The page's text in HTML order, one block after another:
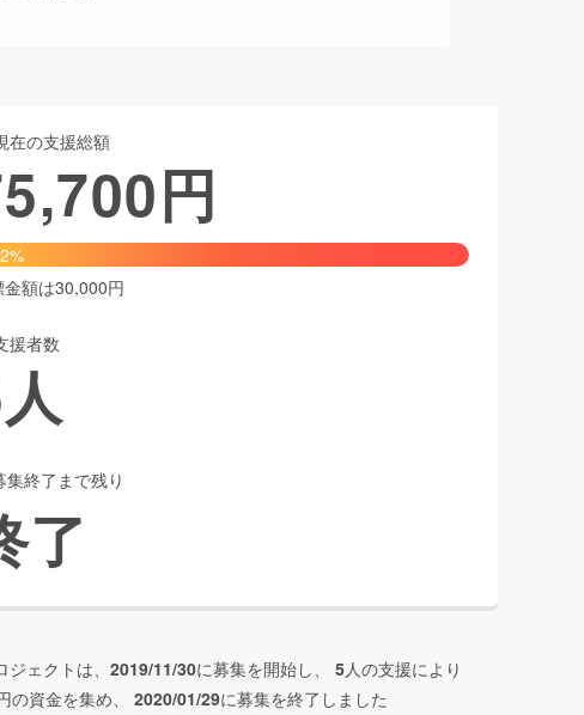
在の支援総額
円
金額は30,000円
援者数
人
集終了まで残り
了
ジェクトは、 2019/11/30に募集を開始し、 5人の支援により
の資金を集め、 2020/01/29に募集を終了しました